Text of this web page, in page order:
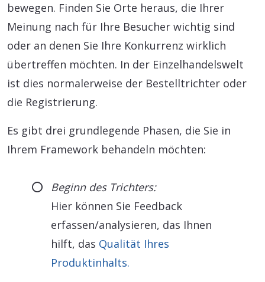
bewegen. Finden Sie Orte heraus, die Ihrer
Meinung nach für Ihre Besucher wichtig sind
oder an denen Sie Ihre Konkurrenz wirklich
übertreffen möchten. In der Einzelhandelswelt
ist dies normalerweise der Bestelltrichter oder
die Registrierung.
Es gibt drei grundlegende Phasen, die Sie in
Ihrem Framework behandeln möchten:
Beginn des Trichters:
Hier können Sie Feedback
erfassen/analysieren, das Ihnen
hilft, das Qualität Ihres
Produktinhalts.